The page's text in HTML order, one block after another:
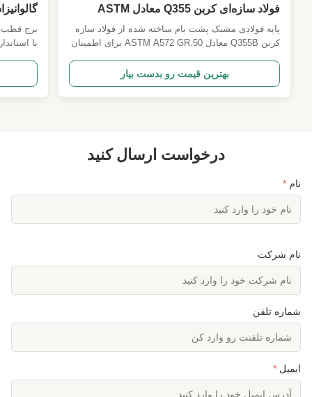
فولاد سازه‌ای کربن Q355 معادل ASTM
A572 GR.50
پایه فولادی مشبک پشت بام ساخته شده از فولاد سازه
کربن Q355B معادل ASTM A572 GR.50 برای اطمینان
پارامترهای اصلی طراحی 1 کد طراحی
ANSI/TIA222G,H یا استاندارد اروپایی و سایر موارد 2
بارگذاری طراحی 1. مساحت بار آنتن طبق مشخصات
بهترین قیمت رو بدست بیار
برج قطب
درخواست ارسال کنید
نام *
نام شرکت
شماره تلفن
ایمیل *